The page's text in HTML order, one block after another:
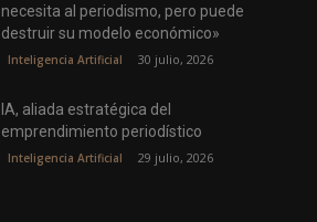
necesita al periodismo, pero puede
destruir su modelo económico»
Inteligencia Artificial 30 julio, 2026
IA, aliada estratégica del
emprendimiento periodístico
Inteligencia Artificial 29 julio, 2026